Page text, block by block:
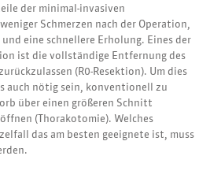
der minimal-invasiven
Schmerzen nach der Operation,
eine schnellere Erholung. Eines der
ist die vollständige Entfernung des
(R0-Resektion). Um dies
auch nötig sein, konventionell zu
über einen größeren Schnitt
(Thorakotomie). Welches
das am besten geeignete ist, muss